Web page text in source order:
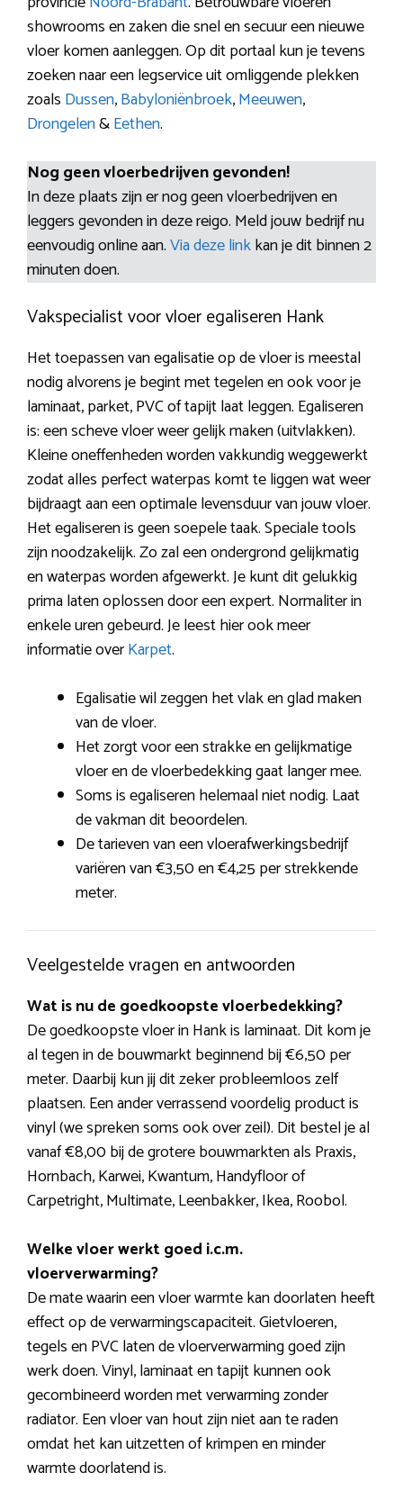
showrooms en zaken die snel en secuur een nieuwe
vloer komen aanleggen. Op dit portaal kun je tevens
zoeken naar een legservice uit omliggende plekken
zoals Dussen,Babyloniënbroek,Meeuwen,
Drongelen&Eethen.
Nog geen vloerbedrijven gevonden!
In deze plaats zijn er nog geen vloerbedrijven en
leggers gevonden in deze reigo. Meld jouw bedrijf nu
eenvoudig online aan.Via deze linkkan je dit binnen 2
minuten doen.
Vakspecialist voor vloer egaliseren Hank
Het toepassen van egalisatie op de vloer is meestal
nodig alvorens je begint met tegelen en ook voor je
laminaat, parket, PVC of tapijt laat leggen. Egaliseren
is: een scheve vloer weer gelijk maken (uitvlakken).
Kleine oneffenheden worden vakkundig weggewerkt
zodat alles perfect waterpas komt te liggen wat weer
bijdraagt aan een optimale levensduur van jouw vloer.
Het egaliseren is geen soepele taak. Speciale tools
zijn noodzakelijk. Zo zal een ondergrond gelijkmatig
en waterpas worden afgewerkt. Je kunt dit gelukkig
prima laten oplossen door een expert. Normaliter in
enkele uren gebeurd. Je leest hier ook meer
informatie overKarpet.
Egalisatie wil zeggen het vlak en glad maken
van de vloer.
Het zorgt voor een strakke en gelijkmatige
vloer en de vloerbedekking gaat langer mee.
Soms is egaliseren helemaal niet nodig. Laat
de vakman dit beoordelen.
De tarieven van een vloerafwerkingsbedrijf
variëren van €3,50 en €4,25 per strekkende
meter.
Veelgestelde vragen en antwoorden
Wat is nu de goedkoopste vloerbedekking?
De goedkoopste vloer in Hank is laminaat. Dit kom je
al tegen in de bouwmarkt beginnend bij €6,50 per
meter. Daarbij kun jij dit zeker probleemloos zelf
plaatsen. Een ander verrassend voordelig product is
vinyl (we spreken soms ook over zeil). Dit bestel je al
vanaf €8,00 bij de grotere bouwmarkten als Praxis,
Hornbach, Karwei, Kwantum, Handyfloor of
Carpetright, Multimate, Leenbakker, Ikea, Roobol.
Welke vloer werkt goed i.c.m.
vloerverwarming?
De mate waarin een vloer warmte kan doorlaten heeft
effect op de verwarmingscapaciteit. Gietvloeren,
tegels en PVC laten de vloerverwarming goed zijn
werk doen. Vinyl, laminaat en tapijt kunnen ook
gecombineerd worden met verwarming zonder
radiator. Een vloer van hout zijn niet aan te raden
omdat het kan uitzetten of krimpen en minder
warmte doorlatend is.